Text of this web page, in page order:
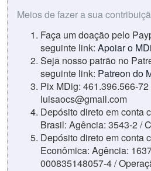
Meios de fazer a sua
Faça um doação pelo
seguinte link: Apoiar o
Seja nosso patrão no
seguinte link: Patreon do
Pix MDig: 461.396.566-72
luisaocs@gmail.com
Depósito direto em conta
Brasil: Agência: 3543-2 /
Depósito direto em conta
Econômica: Agência:
000835148057-4 /